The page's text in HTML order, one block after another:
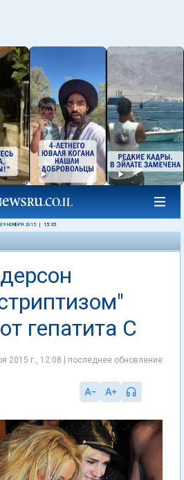
09 НОЯБРЯ 2015 15:35
гепатита C
2015 г., 12:08 | последнее обновление: